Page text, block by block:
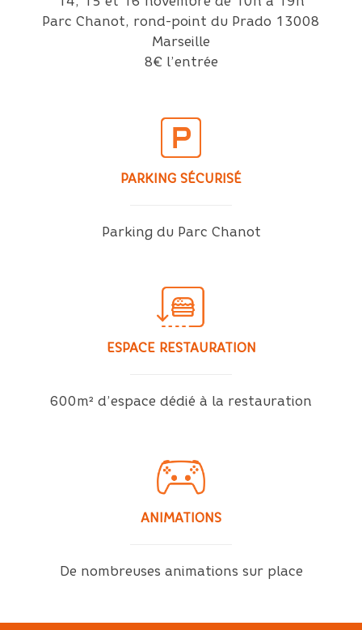
Parc Chanot, rond-point du Prado 13008
Marseille
8€ l’entrée
PARKING SÉCURISÉ
Parking du Parc Chanot
ESPACE RESTAURATION
600m² d’espace dédié à la restauration
ANIMATIONS
De nombreuses animations sur place